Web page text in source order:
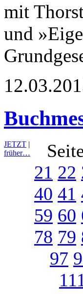
mit
und
JETZT |
früher…
21 22
40 41
59 60
78 79
97